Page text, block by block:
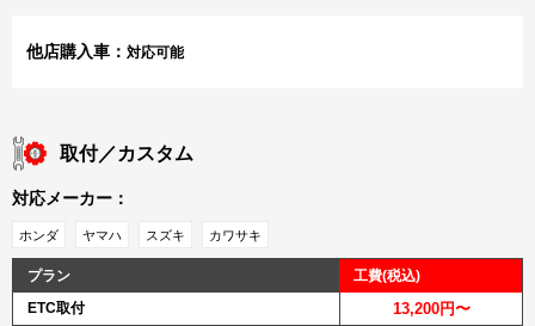
他店購入車： 対応可能
取付／カスタム
対応メーカー：
ホンダ ヤマハ スズキ カワサキ
プラン
工費(税込)
ETC取付
13,200円〜